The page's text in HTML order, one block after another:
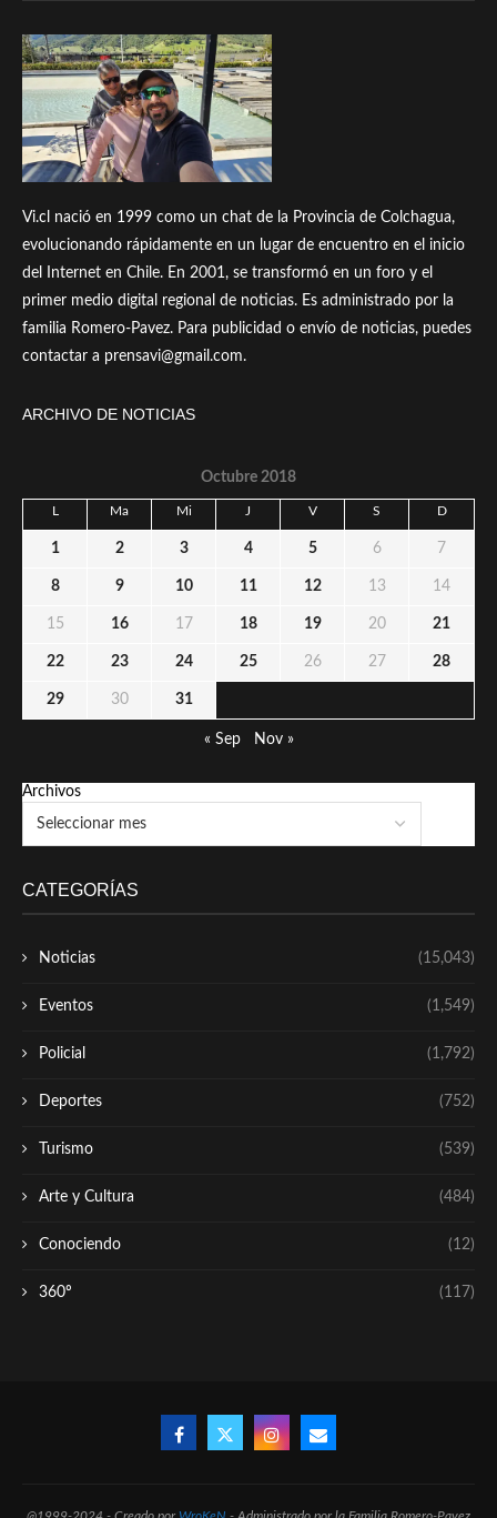
Vi.cl nació en 1999 como un chat de la Provincia de Colchagua,
evolucionando rápidamente en un lugar de encuentro en el inicio
del Internet en Chile. En 2001, se transformó en un foro y el
primer medio digital regional de noticias. Es administrado por la
familia Romero-Pavez. Para publicidad o envío de noticias, puedes
contactar a prensavi@gmail.com.
ARCHIVO DE NOTICIAS
Octubre 2018
L Ma Mi J V S D
1 2 3 4 5 6 7
8 9 10 11 12 13 14
15 16 17 18 19 20 21
22 23 24 25 26 27 28
29 30 31
« Sep Nov »
Archivos
CATEGORÍAS
Noticias (15,043)
Eventos (1,549)
Policial (1,792)
Deportes (752)
Turismo (539)
Arte y Cultura (484)
Conociendo (12)
360º (117)